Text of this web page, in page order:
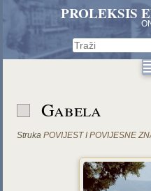
PROLEKSIS
Gabela
Struka POVIJEST I POVIJESNE